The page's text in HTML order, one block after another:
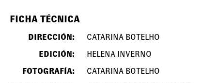
FICHA TÉCNICA
DIRECCIÓN:
CATARINA BOTELHO
EDICIÓN:
HELENA INVERNO
FOTOGRAFÍA:
CATARINA BOTELHO